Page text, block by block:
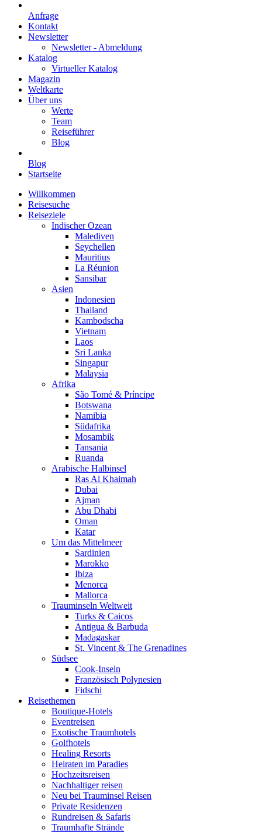
Anfrage
Kontakt
Newsletter
Newsletter - Abmeldung
Katalog
Virtueller Katalog
Magazin
Weltkarte
Über uns
Werte
Team
Reiseführer
Blog
Blog
Startseite
Willkommen
Reisesuche
Reiseziele
Indischer Ozean
Malediven
Seychellen
Mauritius
La Réunion
Sansibar
Asien
Indonesien
Thailand
Kambodscha
Vietnam
Laos
Sri Lanka
Singapur
Malaysia
Afrika
São Tomé & Príncipe
Botswana
Namibia
Südafrika
Mosambik
Tansania
Ruanda
Arabische Halbinsel
Ras Al Khaimah
Dubai
Ajman
Abu Dhabi
Oman
Katar
Um das Mittelmeer
Sardinien
Marokko
Ibiza
Menorca
Mallorca
Trauminseln Weltweit
Turks & Caicos
Antigua & Barbuda
Madagaskar
St. Vincent & The Grenadines
Südsee
Cook-Inseln
Französisch Polynesien
Fidschi
Reisethemen
Boutique-Hotels
Eventreisen
Exotische Traumhotels
Golfhotels
Healing Resorts
Heiraten im Paradies
Hochzeitsreisen
Nachhaltiger reisen
Neu bei Trauminsel Reisen
Private Residenzen
Rundreisen & Safaris
Traumhafte Strände